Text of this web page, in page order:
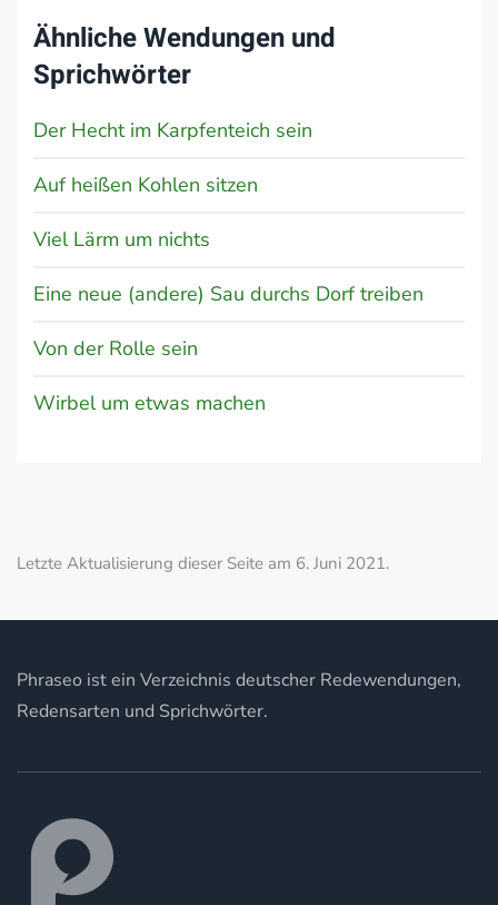
Ähnliche Wendungen und
Sprichwörter
Der Hecht im Karpfenteich sein
Auf heißen Kohlen sitzen
Viel Lärm um nichts
Eine neue (andere) Sau durchs Dorf treiben
Von der Rolle sein
Wirbel um etwas machen
Letzte Aktualisierung dieser Seite am 6. Juni 2021.
Phraseo ist ein Verzeichnis deutscher Redewendungen,
Redensarten und Sprichwörter.